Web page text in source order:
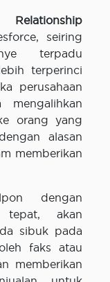
seiring
terpadu
terperinci
perusahaan
mengalihkan
orang yang
alasan
memberikan
dengan
tepat, akan
sibuk pada
faks atau
memberikan